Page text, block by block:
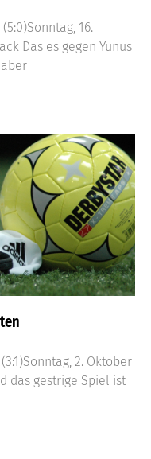
16.
Das es gegen Yunus
2. Oktober
das gestrige Spiel ist